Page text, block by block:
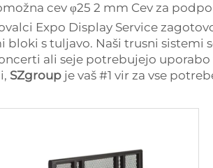
cev φ25 2 mm Cev za
Expo Display Service
s tuljavo. Naši trusni sistemi
ali seje potrebujejo
SZgroup je vaš #1 vir za vse